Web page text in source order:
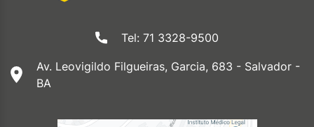
Tel: 71 3328-9500
Av. Leovigildo Filgueiras, Garcia, 683 - Salvador -
BA